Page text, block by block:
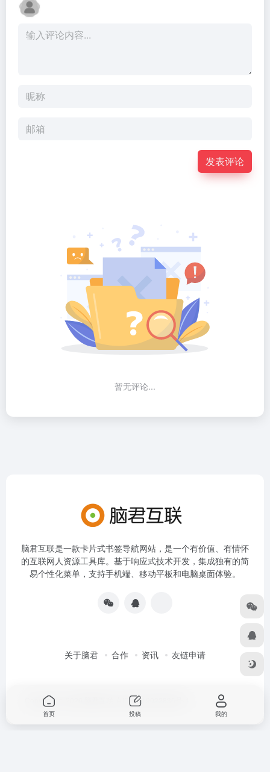
发表评论
暂无评论...
脑君互联是一款卡片式书签导航网站，是一个有价值、有情怀
的互联网人资源工具库。基于响应式技术开发，集成独有的简
易个性化菜单，支持手机端、移动平板和电脑桌面体验。
关于脑君 合作 资讯 友链申请
Copyright © 2026 京ICP备19022836号-4
首页 投稿 我的